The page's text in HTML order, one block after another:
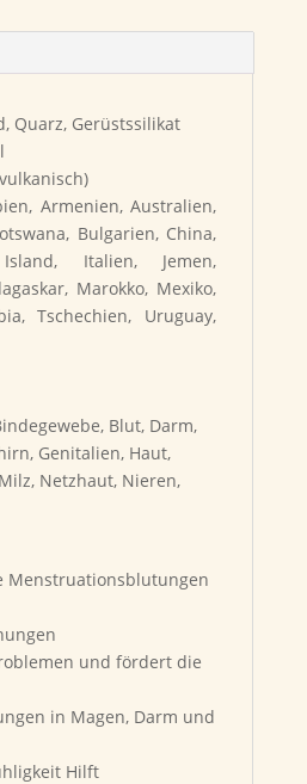
Quarz, Gerüstssilikat
Armenien, Australien,
Bulgarien, China,
Italien, Jemen,
Marokko, Mexiko,
Tschechien, Uruguay,
Blut, Darm,
Genitalien, Haut,
Netzhaut, Nieren,
Menstruationsblutungen
und fördert die
in Magen, Darm und
Hilft